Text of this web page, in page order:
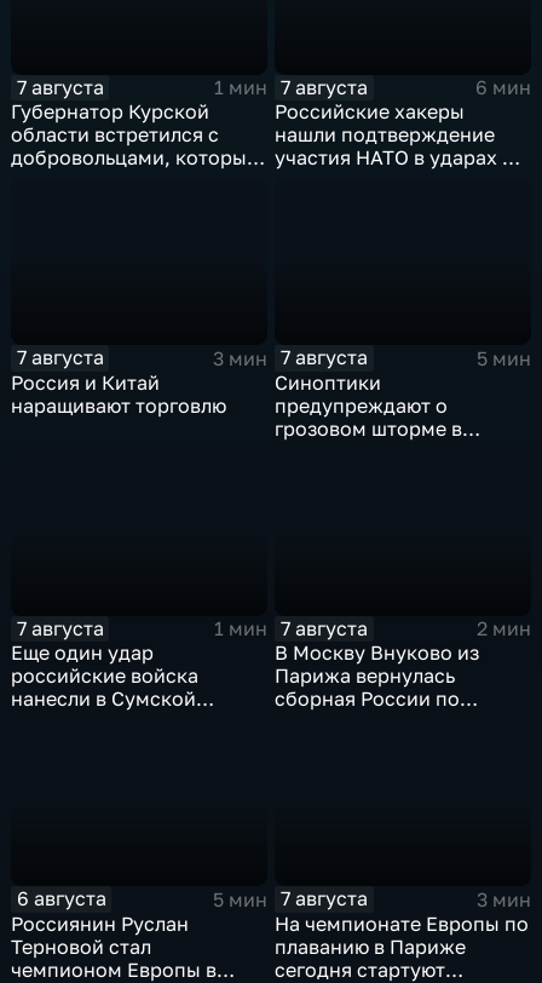
7 августа
1 мин
Губернатор Курской
области встретился с
добровольцами, которые
7 августа
6 мин
Российские хакеры
нашли подтверждение
участия НАТО в ударах по
7 августа
3 мин
Россия и Китай
наращивают торговлю
7 августа
5 мин
Синоптики
предупреждают о
грозовом шторме в
7 августа
1 мин
Еще один удар
российские войска
нанесли в Сумской
7 августа
2 мин
В Москву Внуково из
Парижа вернулась
сборная России по
6 августа
5 мин
Россиянин Руслан
Терновой стал
чемпионом Европы в
7 августа
3 мин
На чемпионате Европы по
плаванию в Париже
сегодня стартуют